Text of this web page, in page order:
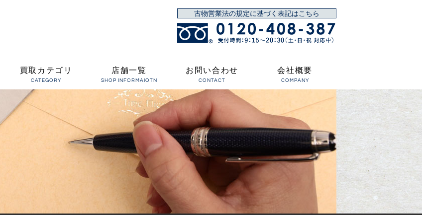
古物営業法の規定に基づく表記はこちら
買取カテゴリ
CATEGORY
店舗一覧
SHOP INFORMAIOTN
お問い合わせ
CONTACT
会社概要
COMPANY